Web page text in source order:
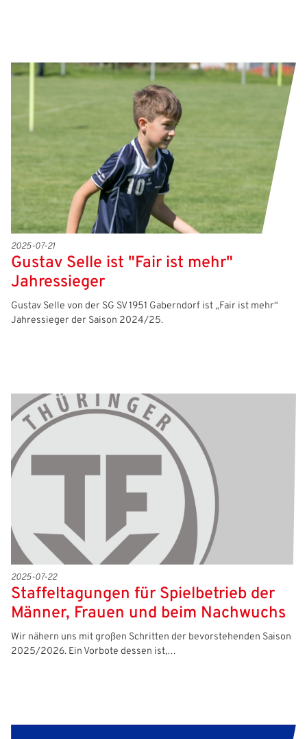
2025-07-21
Gustav Selle ist "Fair ist mehr"
Jahressieger
Gustav Selle von der SG SV 1951 Gaberndorf ist „Fair ist mehr“
Jahressieger der Saison 2024/25.
2025-07-22
Staffeltagungen für Spielbetrieb der
Männer, Frauen und beim Nachwuchs
Wir nähern uns mit großen Schritten der bevorstehenden Saison
2025/2026. Ein Vorbote dessen ist,…